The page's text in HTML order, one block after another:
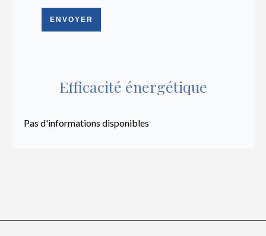
ENVOYER
Efficacité énergétique
Pas d'informations disponibles